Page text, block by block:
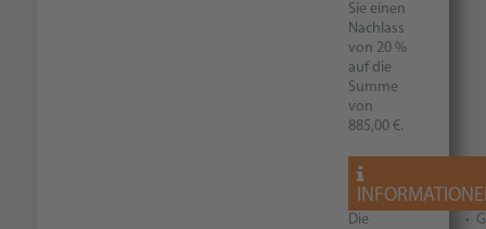
Sie einen
Nachlass
von 20 %
auf die
Summe
von
885,00 €.
Die
•